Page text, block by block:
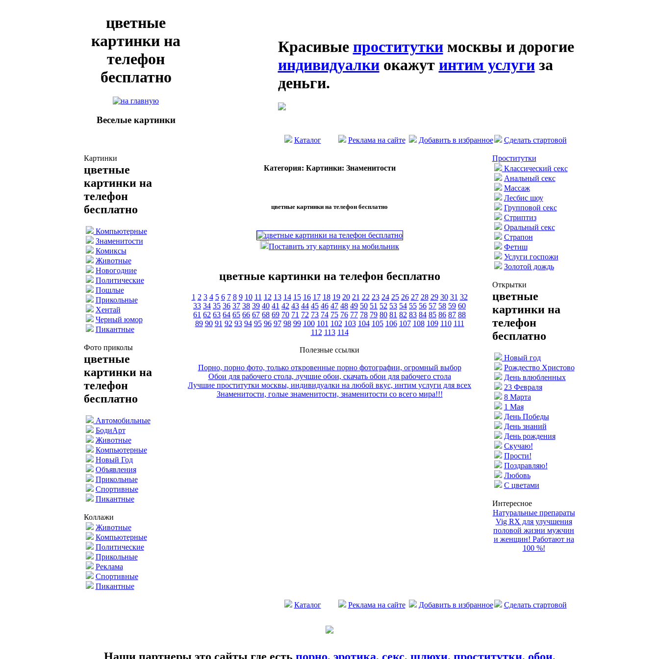
цветные
картинки на
телефон
бесплатно
Веселые картинки
Красивые проституткимосквы и дорогие
индивидуалкиокажут интим услугиза
деньги.
Каталог Реклама на сайте Добавить в избранное Сделать стартовой
Картинки
цветные
картинки на
телефон
бесплатно
Компьютерные
Знаменитости
Комиксы
Животные
Новогодние
Политические
Пошлые
Прикольные
Хентай
Черный юмор
Пикантные
Фото приколы
цветные
картинки на
телефон
бесплатно
Автомобильные
БодиАрт
Животные
Компьютерные
Новый Год
Объявления
Прикольные
Спортивные
Пикантные
Коллажи
Животные
Компьютерные
Политические
Прикольные
Реклама
Спортивные
Пикантные
Категория: Картинки: Знаменитости
цветные картинки на телефон бесплатно
Поставить эту картинку на мобильник
цветные картинки на телефон бесплатно
1 2 3 4 5 6 7 8 9 10 11 12 13 14 15 16 17 18 19 20 21 22 23 24 25 26 27 28 29 30 31 32
33 34 35 36 37 38 39 40 41 42 43 44 45 46 47 48 49 50 51 52 53 54 55 56 57 58 59 60
61 62 63 64 65 66 67 68 69 70 71 72 73 74 75 76 77 78 79 80 81 82 83 84 85 86 87 88
89 90 91 92 93 94 95 96 97 98 99 100 101 102 103 104 105 106 107 108 109 110 111
112 113 114
Полезные ссылки
Порно, порно фото, только откровенные порно фотографии, огромный выбор
Обои для рабочего стола, лучшие обои, скачать обои для рабочего стола
Лучшие проститутки москвы, индивидуалки на любой вкус, интим услуги для всех
Знаменитости, голые знаменитости, знаменитости со всего мира!!!
Проститутки
Классический секс
Анальный секс
Массаж
Лесбис шоу
Групповой секс
Стриптиз
Оральный секс
Страпон
Фетиш
Услуги госпожи
Золотой дождь
Открытки
цветные
картинки на
телефон
бесплатно
Новый год
Рождество Христово
День влюбленных
23 Февраля
8 Марта
1 Мая
День Победы
День знаний
День рождения
Скучаю!
Прости!
Поздравляю!
Любовь
С цветами
Интересное
Натуральные препараты
Vig RX для улучшения
половой жизни мужчин
и женщин! Работают на
100 %!
Каталог Реклама на сайте Добавить в избранное Сделать стартовой